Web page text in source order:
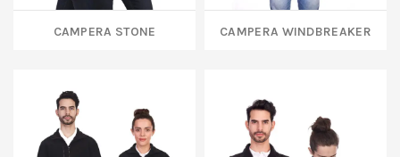
CAMPERA STONE CAMPERA WINDBREAKER